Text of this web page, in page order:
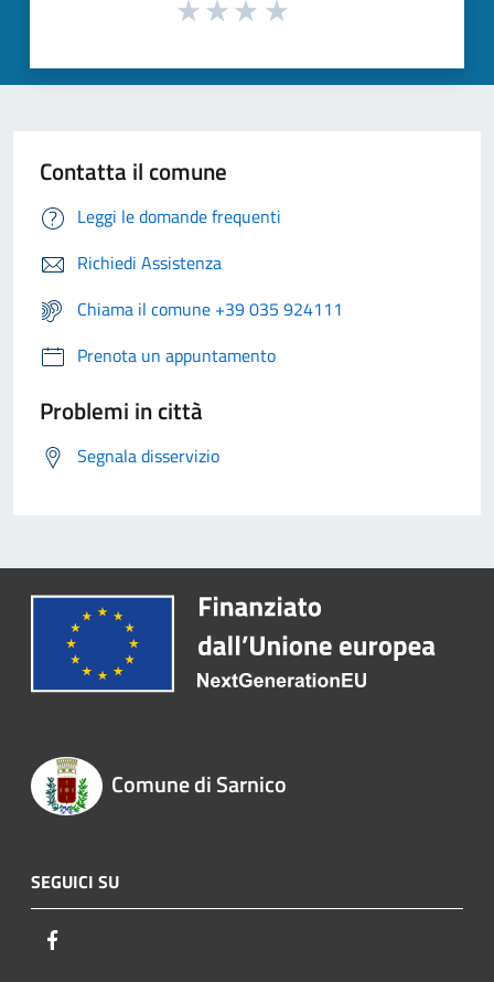
Contatta il comune
Leggi le domande frequenti
Richiedi Assistenza
Chiama il comune +39 035 924111
Prenota un appuntamento
Problemi in città
Segnala disservizio
Comune di Sarnico
SEGUICI SU